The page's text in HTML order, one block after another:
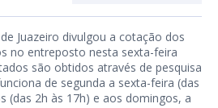
Juazeiro divulgou a cotação dos
no entreposto nesta sexta-feira
são obtidos através de pesquisa
de segunda a sexta-feira (das
(das 2h às 17h) e aos domingos, a